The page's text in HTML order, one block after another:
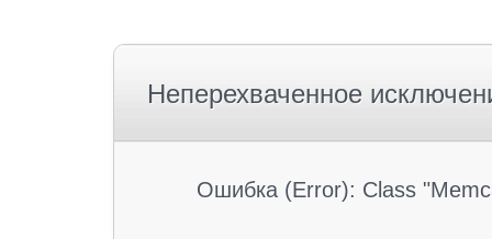
Неперехваченное
Ошибка (Error): Class